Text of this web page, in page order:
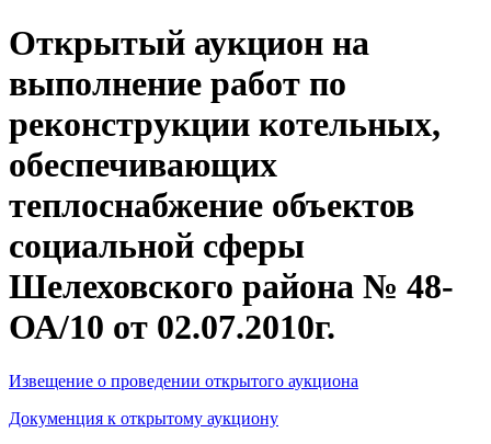
Открытый аукцион на
выполнение работ по
реконструкции котельных,
обеспечивающих
теплоснабжение объектов
социальной сферы
Шелеховского района № 48-
ОА/10 от 02.07.2010г.
Извещение о проведении открытого аукциона
Докуменция к открытому аукциону